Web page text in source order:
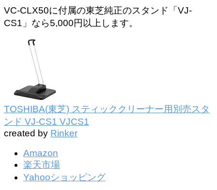
VC-CLX50に付属の東芝純正のスタンド「VJ-
CS1」なら5,000円以上します。
TOSHIBA(東芝) スティッククリーナー用別売スタ
ンド VJ-CS1 VJCS1
created by Rinker
Amazon
楽天市場
Yahooショッピング